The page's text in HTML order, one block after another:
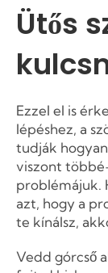
Ütős
Ezzel el is
lépéshez, a
tudják
viszont
problémájuk.
azt, hogy a
te kínálsz,
Vedd górcső